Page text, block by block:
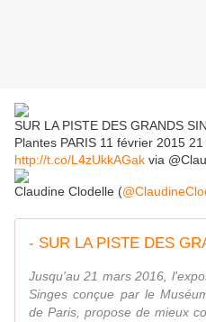
SUR LA PISTE DES GRANDS
Plantes PARIS 11 février 2015
http://t.co/L4zUkkAGak via
Claudine Clodelle (
Jusqu'au 21 mars 2016,
Singes conçue par le
de Paris, propose de mieux